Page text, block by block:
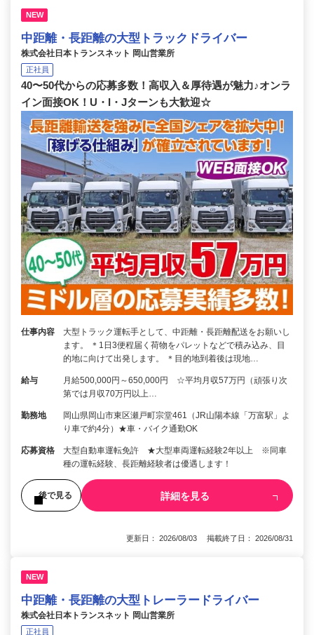
NEW
中距離・長距離の大型トラックドライバー
株式会社日本トランスネット 岡山営業所
正社員
40〜50代からの応募多数！高収入＆厚待遇が魅力♪オンラ
イン面接OK！U・I・Jターンも大歓迎☆
仕事内容
大型トラック運転手として、中距離・長距離配送をお願いし
ます。 ＊1日3便程届く荷物をパレットなどで積み込み、目
的地に向けて出発します。 ＊目的地到着後は現地…
給与
月給500,000円～650,000円 ☆平均月収57万円（頑張り次
第では月収70万円以上…
勤務地
岡山県岡山市東区瀬戸町宗堂461（JR山陽本線「万富駅」よ
り車で約4分）★車・バイク通勤OK
応募資格
大型自動車運転免許 ★大型車両運転経験2年以上 ※同車
種の運転経験、長距離経験者は優遇します！
後で見る 詳細を見る
更新日： 2026/08/03 掲載終了日： 2026/08/31
NEW
中距離・長距離の大型トレーラードライバー
株式会社日本トランスネット 岡山営業所
正社員